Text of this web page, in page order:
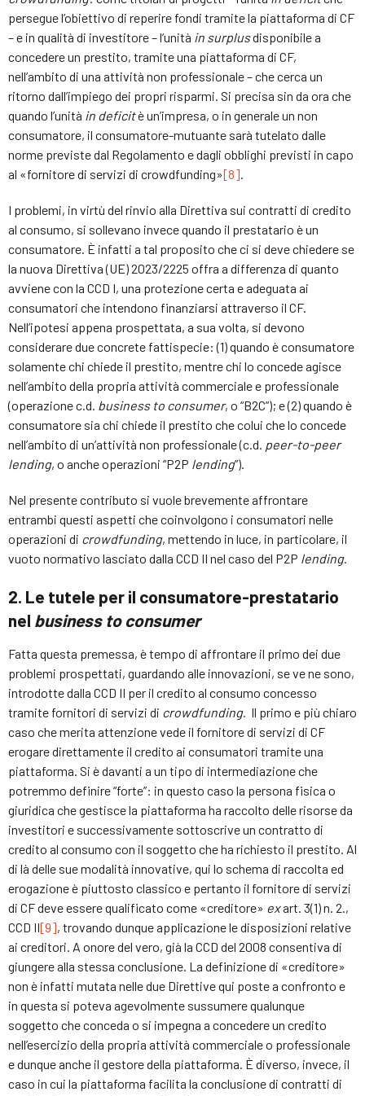
persegue l’obiettivo di reperire fondi tramite la piattaforma di CF
– e in qualità di investitore – l’unità in surplusdisponibile a
concedere un prestito, tramite una piattaforma di CF,
nell’ambito di una attività non professionale – che cerca un
ritorno dall’impiego dei propri risparmi. Si precisa sin da ora che
quando l’unità in deficitè un’impresa, o in generale un non
consumatore, il consumatore-mutuante sarà tutelato dalle
norme previste dal Regolamento e dagli obblighi previsti in capo
al «fornitore di servizi di crowdfunding»[8].
I problemi, in virtù del rinvio alla Direttiva sui contratti di credito
al consumo, si sollevano invece quando il prestatario è un
consumatore. È infatti a tal proposito che ci si deve chiedere se
la nuova Direttiva (UE) 2023/2225 offra a differenza di quanto
avviene con la CCD I, una protezione certa e adeguata ai
consumatori che intendono finanziarsi attraverso il CF.
Nell’ipotesi appena prospettata, a sua volta, si devono
considerare due concrete fattispecie: (1) quando è consumatore
solamente chi chiede il prestito, mentre chi lo concede agisce
nell’ambito della propria attività commerciale e professionale
(operazione c.d. business to consumer, o “B2C”); e (2) quando è
consumatore sia chi chiede il prestito che colui che lo concede
nell’ambito di un’attività non professionale (c.d. peer-to-peer
lending, o anche operazioni “P2P lending”).
Nel presente contributo si vuole brevemente affrontare
entrambi questi aspetti che coinvolgono i consumatori nelle
operazioni di crowdfunding, mettendo in luce, in particolare, il
vuoto normativo lasciato dalla CCD II nel caso del P2P lending.
2. Le tutele per il consumatore-prestatario
nel business to consumer
Fatta questa premessa, è tempo di affrontare il primo dei due
problemi prospettati, guardando alle innovazioni, se ve ne sono,
introdotte dalla CCD II per il credito al consumo concesso
tramite fornitori di servizi di crowdfunding. Il primo e più chiaro
caso che merita attenzione vede il fornitore di servizi di CF
erogare direttamente il credito ai consumatori tramite una
piattaforma. Si è davanti a un tipo di intermediazione che
potremmo definire “forte”: in questo caso la persona fisica o
giuridica che gestisce la piattaforma ha raccolto delle risorse da
investitori e successivamente sottoscrive un contratto di
credito al consumo con il soggetto che ha richiesto il prestito. Al
di là delle sue modalità innovative, qui lo schema di raccolta ed
erogazione è piuttosto classico e pertanto il fornitore di servizi
di CF deve essere qualificato come «creditore» exart. 3(1) n. 2.,
CCD II[9], trovando dunque applicazione le disposizioni relative
ai creditori. A onore del vero, già la CCD del 2008 consentiva di
giungere alla stessa conclusione. La definizione di «creditore»
non è infatti mutata nelle due Direttive qui poste a confronto e
in questa si poteva agevolmente sussumere qualunque
soggetto che conceda o si impegna a concedere un credito
nell’esercizio della propria attività commerciale o professionale
e dunque anche il gestore della piattaforma. È diverso, invece, il
caso in cui la piattaforma facilita la conclusione di contratti di